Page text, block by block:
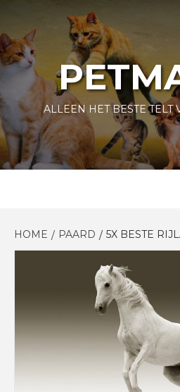
content
ALLEEN HET BESTE TELT
HOME PAARD 5X BESTE